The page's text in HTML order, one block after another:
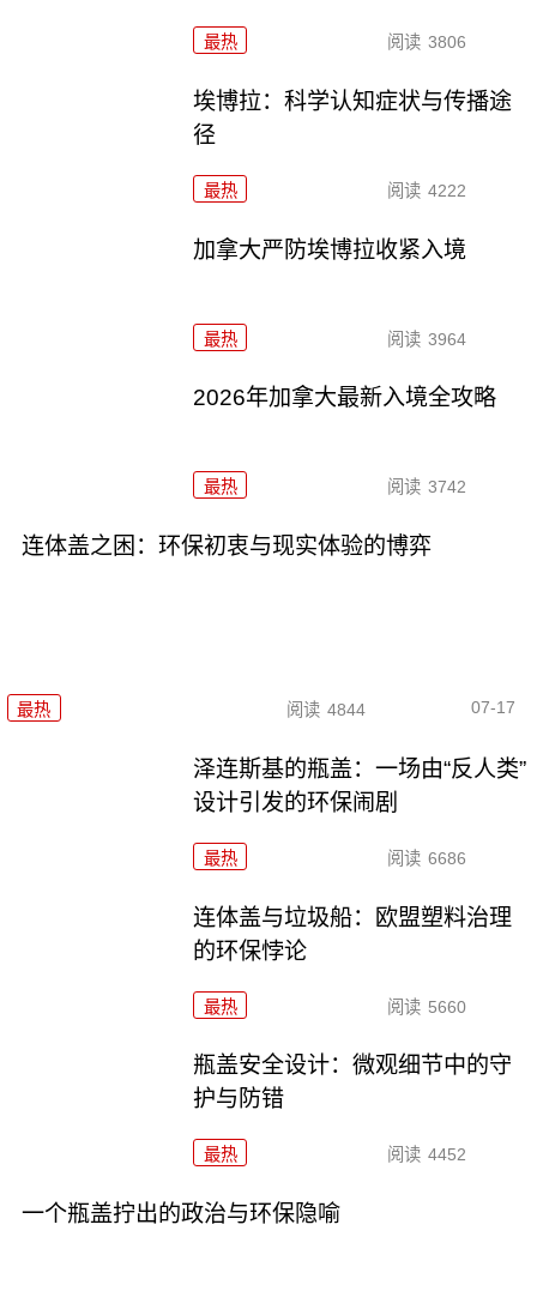
最热 阅读 3806
埃博拉：科学认知症状与传播途
径
最热 阅读 4222
加拿大严防埃博拉收紧入境
最热 阅读 3964
2026年加拿大最新入境全攻略
最热 阅读 3742
连体盖之困：环保初衷与现实体验的博弈
最热 阅读 4844 07-17
泽连斯基的瓶盖：一场由“反人类”
设计引发的环保闹剧
最热 阅读 6686
连体盖与垃圾船：欧盟塑料治理
的环保悖论
最热 阅读 5660
瓶盖安全设计：微观细节中的守
护与防错
最热 阅读 4452
一个瓶盖拧出的政治与环保隐喻